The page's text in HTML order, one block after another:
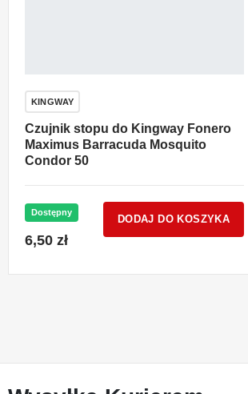
KINGWAY
Czujnik stopu do Kingway Fonero
Maximus Barracuda Mosquito
Condor 50
Dostępny
6,50 zł
DODAJ DO KOSZYKA